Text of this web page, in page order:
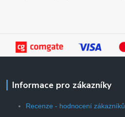
Informace pro zákazníky
Recenze - hodnocení zákazníků